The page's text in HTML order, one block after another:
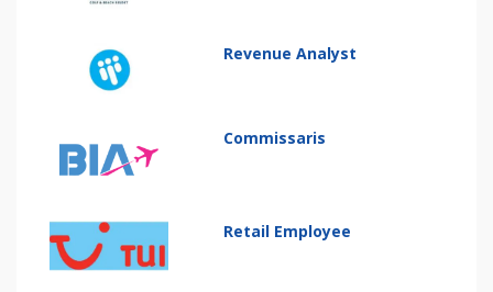
Revenue Analyst
Commissaris
Retail Employee